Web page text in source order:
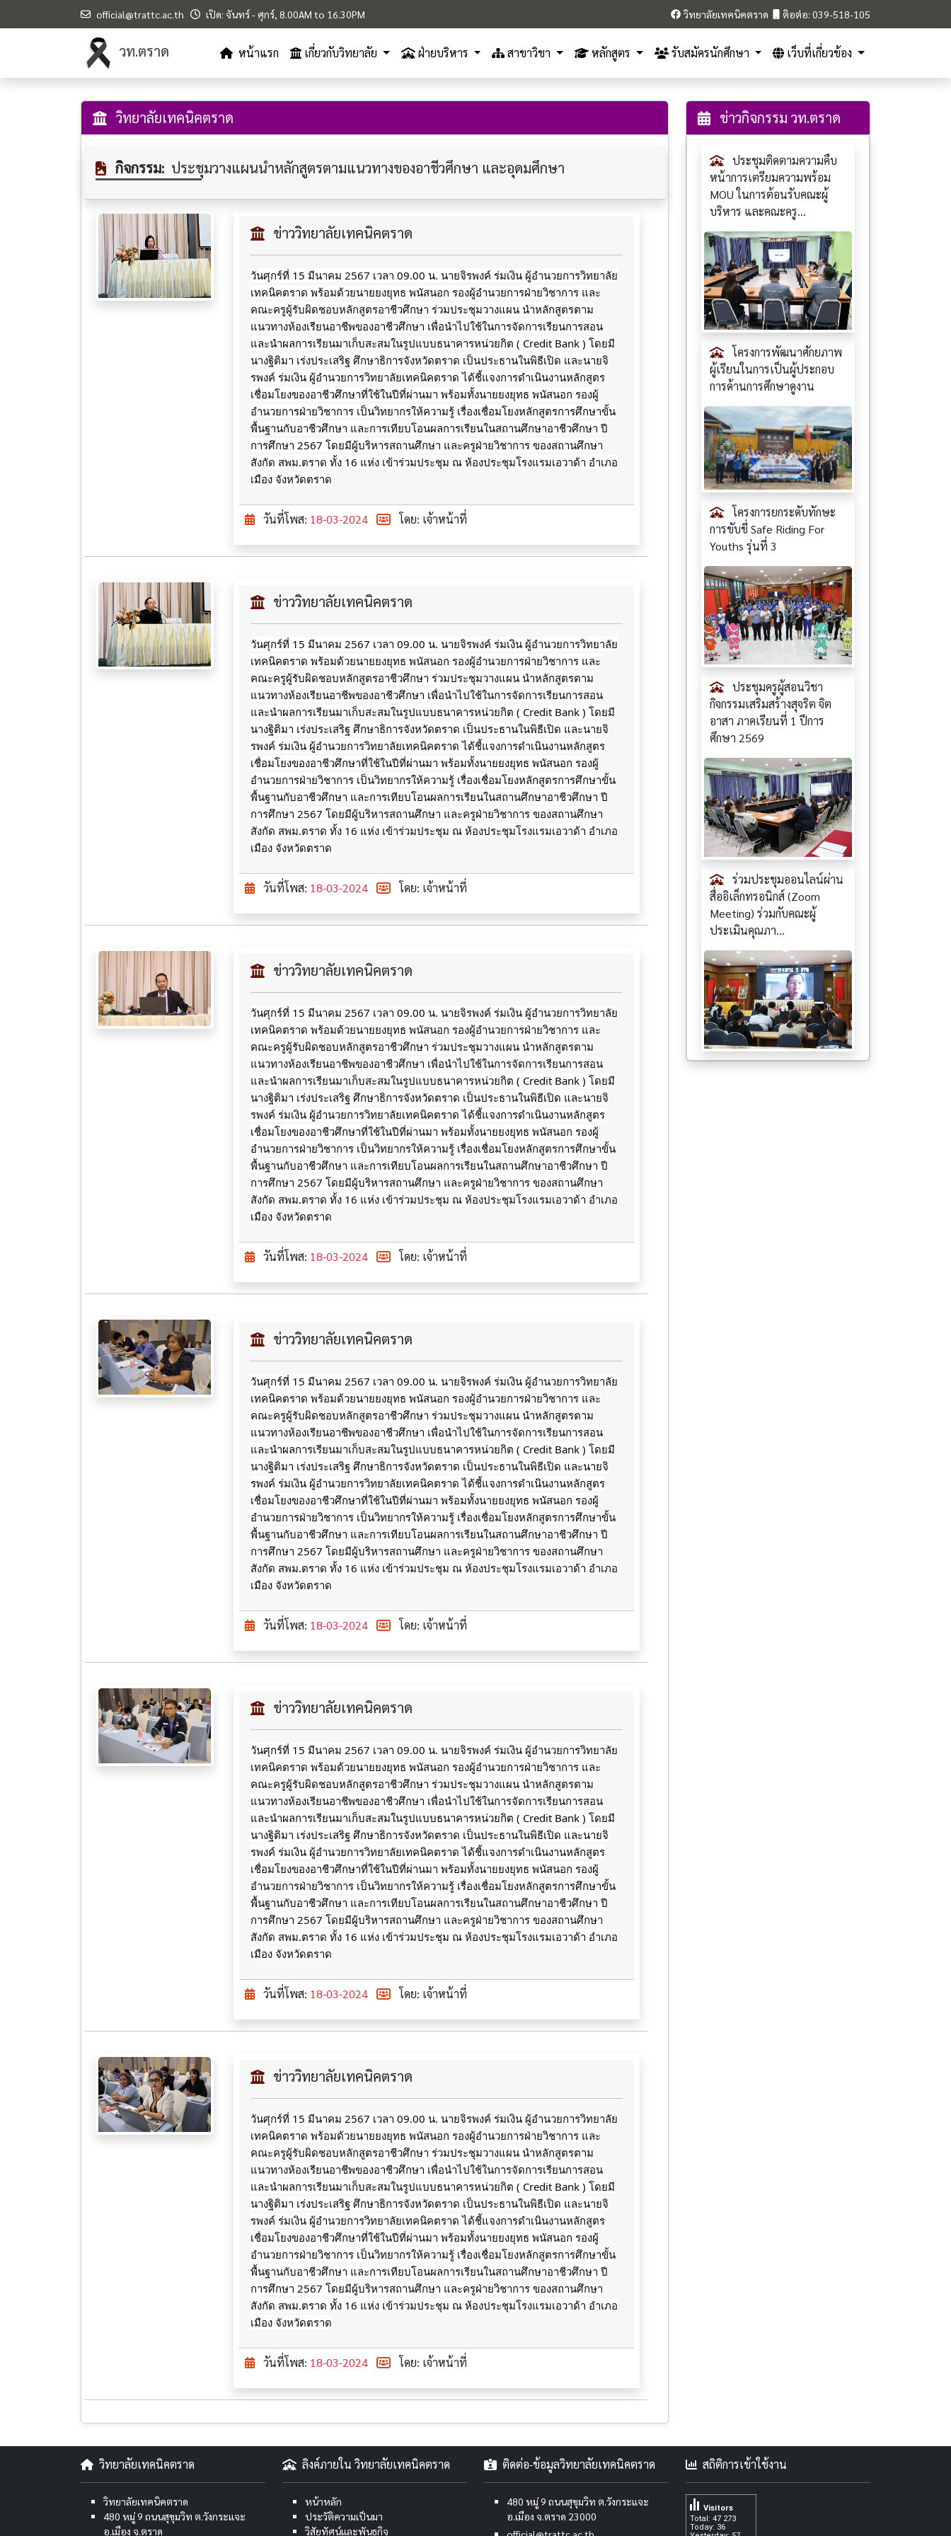
official@trattc.ac.th เปิด: จันทร์ - ศุกร์, 8.00AM to 16.30PM วิทยาลัยเทคนิคตราด ติอต่อ: 039-518-105
วท.ตราด หน้าแรก เกี่ยวกับวิทยาลัย ฝ่ายบริหาร สาขาวิชา หลักสูตร รับสมัครนักศึกษา เว็บที่เกี่ยวข้อง
วิทยาลัยเทคนิคตราด
กิจกรรม: ประชุมวางแผนนำหลักสูตรตามแนวทางของอาชีวศึกษา และอุดมศึกษา
ข่าววิทยาลัยเทคนิคตราด
วันศุกร์ที่ 15 มีนาคม 2567 เวลา 09.00 น. นายจิรพงค์ ร่มเงิน ผู้อำนวยการวิทยาลัย
เทคนิคตราด พร้อมด้วยนายยงยุทธ พนัสนอก รองผู้อำนวยการฝ่ายวิชาการ และ
คณะครูผู้รับผิดชอบหลักสูตรอาชีวศึกษา ร่วมประชุมวางแผน นำหลักสูตรตาม
แนวทางห้องเรียนอาชีพของอาชีวศึกษา เพื่อนำไปใช้ในการจัดการเรียนการสอน
และนำผลการเรียนมาเก็บสะสมในรูปแบบธนาคารหน่วยกิต ( Credit Bank ) โดยมี
นางฐิติมา เร่งประเสริฐ ศึกษาธิการจังหวัดตราด เป็นประธานในพิธีเปิด และนายจิ
รพงค์ ร่มเงิน ผู้อำนวยการวิทยาลัยเทคนิคตราดได้ชี้แจงการดำเนินงานหลักสูตร
เชื่อมโยงของอาชีวศึกษาที่ใช้ในปีที่ผ่านมา พร้อมทั้งนายยงยุทธ พนัสนอก รองผู้
อำนวยการฝ่ายวิชาการ เป็นวิทยากรให้ความรู้ เรื่องเชื่อมโยงหลักสูตรการศึกษาขั้น
พื้นฐานกับอาชีวศึกษา และการเทียบโอนผลการเรียนในสถานศึกษาอาชีวศึกษา ปี
การศึกษา 2567 โดยมีผู้บริหารสถานศึกษา และครูฝ่ายวิชาการ ของสถานศึกษา
สังกัด สพม.ตราด ทั้ง 16 แห่ง เข้าร่วมประชุม ณ ห้องประชุมโรงแรมเอวาด้า อำเภอ
เมือง จังหวัดตราด
วันที่โพส: 18-03-2024 โดย: เจ้าหน้าที่
ข่าววิทยาลัยเทคนิคตราด
วันศุกร์ที่ 15 มีนาคม 2567 เวลา 09.00 น. นายจิรพงค์ ร่มเงิน ผู้อำนวยการวิทยาลัย
เทคนิคตราด พร้อมด้วยนายยงยุทธ พนัสนอก รองผู้อำนวยการฝ่ายวิชาการ และ
คณะครูผู้รับผิดชอบหลักสูตรอาชีวศึกษา ร่วมประชุมวางแผน นำหลักสูตรตาม
แนวทางห้องเรียนอาชีพของอาชีวศึกษา เพื่อนำไปใช้ในการจัดการเรียนการสอน
และนำผลการเรียนมาเก็บสะสมในรูปแบบธนาคารหน่วยกิต ( Credit Bank ) โดยมี
นางฐิติมา เร่งประเสริฐ ศึกษาธิการจังหวัดตราด เป็นประธานในพิธีเปิด และนายจิ
รพงค์ ร่มเงิน ผู้อำนวยการวิทยาลัยเทคนิคตราดได้ชี้แจงการดำเนินงานหลักสูตร
เชื่อมโยงของอาชีวศึกษาที่ใช้ในปีที่ผ่านมา พร้อมทั้งนายยงยุทธ พนัสนอก รองผู้
อำนวยการฝ่ายวิชาการ เป็นวิทยากรให้ความรู้ เรื่องเชื่อมโยงหลักสูตรการศึกษาขั้น
พื้นฐานกับอาชีวศึกษา และการเทียบโอนผลการเรียนในสถานศึกษาอาชีวศึกษา ปี
การศึกษา 2567 โดยมีผู้บริหารสถานศึกษา และครูฝ่ายวิชาการ ของสถานศึกษา
สังกัด สพม.ตราด ทั้ง 16 แห่ง เข้าร่วมประชุม ณ ห้องประชุมโรงแรมเอวาด้า อำเภอ
เมือง จังหวัดตราด
วันที่โพส: 18-03-2024 โดย: เจ้าหน้าที่
ข่าววิทยาลัยเทคนิคตราด
วันศุกร์ที่ 15 มีนาคม 2567 เวลา 09.00 น. นายจิรพงค์ ร่มเงิน ผู้อำนวยการวิทยาลัย
เทคนิคตราด พร้อมด้วยนายยงยุทธ พนัสนอก รองผู้อำนวยการฝ่ายวิชาการ และ
คณะครูผู้รับผิดชอบหลักสูตรอาชีวศึกษา ร่วมประชุมวางแผน นำหลักสูตรตาม
แนวทางห้องเรียนอาชีพของอาชีวศึกษา เพื่อนำไปใช้ในการจัดการเรียนการสอน
และนำผลการเรียนมาเก็บสะสมในรูปแบบธนาคารหน่วยกิต ( Credit Bank ) โดยมี
นางฐิติมา เร่งประเสริฐ ศึกษาธิการจังหวัดตราด เป็นประธานในพิธีเปิด และนายจิ
รพงค์ ร่มเงิน ผู้อำนวยการวิทยาลัยเทคนิคตราดได้ชี้แจงการดำเนินงานหลักสูตร
เชื่อมโยงของอาชีวศึกษาที่ใช้ในปีที่ผ่านมา พร้อมทั้งนายยงยุทธ พนัสนอก รองผู้
อำนวยการฝ่ายวิชาการ เป็นวิทยากรให้ความรู้ เรื่องเชื่อมโยงหลักสูตรการศึกษาขั้น
พื้นฐานกับอาชีวศึกษา และการเทียบโอนผลการเรียนในสถานศึกษาอาชีวศึกษา ปี
การศึกษา 2567 โดยมีผู้บริหารสถานศึกษา และครูฝ่ายวิชาการ ของสถานศึกษา
สังกัด สพม.ตราด ทั้ง 16 แห่ง เข้าร่วมประชุม ณ ห้องประชุมโรงแรมเอวาด้า อำเภอ
เมือง จังหวัดตราด
วันที่โพส: 18-03-2024 โดย: เจ้าหน้าที่
ข่าววิทยาลัยเทคนิคตราด
วันศุกร์ที่ 15 มีนาคม 2567 เวลา 09.00 น. นายจิรพงค์ ร่มเงิน ผู้อำนวยการวิทยาลัย
เทคนิคตราด พร้อมด้วยนายยงยุทธ พนัสนอก รองผู้อำนวยการฝ่ายวิชาการ และ
คณะครูผู้รับผิดชอบหลักสูตรอาชีวศึกษา ร่วมประชุมวางแผน นำหลักสูตรตาม
แนวทางห้องเรียนอาชีพของอาชีวศึกษา เพื่อนำไปใช้ในการจัดการเรียนการสอน
และนำผลการเรียนมาเก็บสะสมในรูปแบบธนาคารหน่วยกิต ( Credit Bank ) โดยมี
นางฐิติมา เร่งประเสริฐ ศึกษาธิการจังหวัดตราด เป็นประธานในพิธีเปิด และนายจิ
รพงค์ ร่มเงิน ผู้อำนวยการวิทยาลัยเทคนิคตราดได้ชี้แจงการดำเนินงานหลักสูตร
เชื่อมโยงของอาชีวศึกษาที่ใช้ในปีที่ผ่านมา พร้อมทั้งนายยงยุทธ พนัสนอก รองผู้
อำนวยการฝ่ายวิชาการ เป็นวิทยากรให้ความรู้ เรื่องเชื่อมโยงหลักสูตรการศึกษาขั้น
พื้นฐานกับอาชีวศึกษา และการเทียบโอนผลการเรียนในสถานศึกษาอาชีวศึกษา ปี
การศึกษา 2567 โดยมีผู้บริหารสถานศึกษา และครูฝ่ายวิชาการ ของสถานศึกษา
สังกัด สพม.ตราด ทั้ง 16 แห่ง เข้าร่วมประชุม ณ ห้องประชุมโรงแรมเอวาด้า อำเภอ
เมือง จังหวัดตราด
วันที่โพส: 18-03-2024 โดย: เจ้าหน้าที่
ข่าววิทยาลัยเทคนิคตราด
วันศุกร์ที่ 15 มีนาคม 2567 เวลา 09.00 น. นายจิรพงค์ ร่มเงิน ผู้อำนวยการวิทยาลัย
เทคนิคตราด พร้อมด้วยนายยงยุทธ พนัสนอก รองผู้อำนวยการฝ่ายวิชาการ และ
คณะครูผู้รับผิดชอบหลักสูตรอาชีวศึกษา ร่วมประชุมวางแผน นำหลักสูตรตาม
แนวทางห้องเรียนอาชีพของอาชีวศึกษา เพื่อนำไปใช้ในการจัดการเรียนการสอน
และนำผลการเรียนมาเก็บสะสมในรูปแบบธนาคารหน่วยกิต ( Credit Bank ) โดยมี
นางฐิติมา เร่งประเสริฐ ศึกษาธิการจังหวัดตราด เป็นประธานในพิธีเปิด และนายจิ
รพงค์ ร่มเงิน ผู้อำนวยการวิทยาลัยเทคนิคตราดได้ชี้แจงการดำเนินงานหลักสูตร
เชื่อมโยงของอาชีวศึกษาที่ใช้ในปีที่ผ่านมา พร้อมทั้งนายยงยุทธ พนัสนอก รองผู้
อำนวยการฝ่ายวิชาการ เป็นวิทยากรให้ความรู้ เรื่องเชื่อมโยงหลักสูตรการศึกษาขั้น
พื้นฐานกับอาชีวศึกษา และการเทียบโอนผลการเรียนในสถานศึกษาอาชีวศึกษา ปี
การศึกษา 2567 โดยมีผู้บริหารสถานศึกษา และครูฝ่ายวิชาการ ของสถานศึกษา
สังกัด สพม.ตราด ทั้ง 16 แห่ง เข้าร่วมประชุม ณ ห้องประชุมโรงแรมเอวาด้า อำเภอ
เมือง จังหวัดตราด
วันที่โพส: 18-03-2024 โดย: เจ้าหน้าที่
ข่าววิทยาลัยเทคนิคตราด
วันศุกร์ที่ 15 มีนาคม 2567 เวลา 09.00 น. นายจิรพงค์ ร่มเงิน ผู้อำนวยการวิทยาลัย
เทคนิคตราด พร้อมด้วยนายยงยุทธ พนัสนอก รองผู้อำนวยการฝ่ายวิชาการ และ
คณะครูผู้รับผิดชอบหลักสูตรอาชีวศึกษา ร่วมประชุมวางแผน นำหลักสูตรตาม
แนวทางห้องเรียนอาชีพของอาชีวศึกษา เพื่อนำไปใช้ในการจัดการเรียนการสอน
และนำผลการเรียนมาเก็บสะสมในรูปแบบธนาคารหน่วยกิต ( Credit Bank ) โดยมี
นางฐิติมา เร่งประเสริฐ ศึกษาธิการจังหวัดตราด เป็นประธานในพิธีเปิด และนายจิ
รพงค์ ร่มเงิน ผู้อำนวยการวิทยาลัยเทคนิคตราดได้ชี้แจงการดำเนินงานหลักสูตร
เชื่อมโยงของอาชีวศึกษาที่ใช้ในปีที่ผ่านมา พร้อมทั้งนายยงยุทธ พนัสนอก รองผู้
อำนวยการฝ่ายวิชาการ เป็นวิทยากรให้ความรู้ เรื่องเชื่อมโยงหลักสูตรการศึกษาขั้น
พื้นฐานกับอาชีวศึกษา และการเทียบโอนผลการเรียนในสถานศึกษาอาชีวศึกษา ปี
การศึกษา 2567 โดยมีผู้บริหารสถานศึกษา และครูฝ่ายวิชาการ ของสถานศึกษา
สังกัด สพม.ตราด ทั้ง 16 แห่ง เข้าร่วมประชุม ณ ห้องประชุมโรงแรมเอวาด้า อำเภอ
เมือง จังหวัดตราด
วันที่โพส: 18-03-2024 โดย: เจ้าหน้าที่
ข่าวกิจกรรม วท.ตราด
ประชุมติดตามความคืบ
หน้าการเตรียมความพร้อม
MOU ในการต้อนรับคณะผู้
บริหาร และคณะครู...
โครงการพัฒนาศักยภาพ
ผู้เรียนในการเป็นผู้ประกอบ
การด้านการศึกษาดูงาน
โครงการยกระดับทักษะ
การขับขี่ Safe Riding For
Youths รุ่นที่ 3
ประชุมครูผู้สอนวิชา
กิจกรรมเสริมสร้างสุจริต จิต
อาสา ภาคเรียนที่ 1 ปีการ
ศึกษา 2569
ร่วมประชุมออนไลน์ผ่าน
สื่ออิเล็กทรอนิกส์ (Zoom
Meeting) ร่วมกับคณะผู้
ประเมินคุณภา...
วิทยาลัยเทคนิคตราด
วิทยาลัยเทคนิคตราด
480 หมู่ 9 ถนนสุขุมวิท ต.วังกระแจะ
อ.เมือง จ.ตราด
ลิงค์ภายใน วิทยาลัยเทคนิคตราด
หน้าหลัก
ประวัติความเป็นมา
วิสัยทัศน์และพันธกิจ
ติดต่อ-ข้อมูลวิทยาลัยเทคนิคตราด
480 หมู่ 9 ถนนสุขุมวิท ต.วังกระแจะ
อ.เมือง จ.ตราด 23000
สถิติการเข้าใช้งาน
Total: 47 273
Today: 36
Visitors